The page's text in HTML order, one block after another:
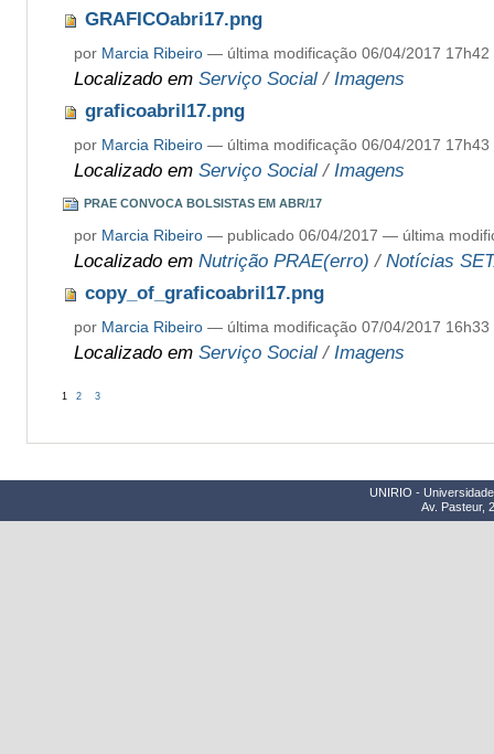
GRAFICOabri17.png
por Marcia Ribeiro — última modificação 06/04/2017 17h42
Localizado em Serviço Social /Imagens
graficoabril17.png
por Marcia Ribeiro — última modificação 06/04/2017 17h43
Localizado em Serviço Social /Imagens
PRAE CONVOCA BOLSISTAS EM ABR/17
por Marcia Ribeiro — publicado 06/04/2017— última
Localizado em Nutrição PRAE(erro) /Notícias
copy_of_graficoabril17.png
por Marcia Ribeiro — última modificação 07/04/2017 16h33
Localizado em Serviço Social /Imagens
1 2 3
UNIRIO -
Av. Pasteur,